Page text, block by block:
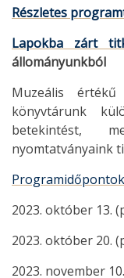
Részletes
Lapokba zárt
állományunkból
Muzeális
könyvtárunk
betekintést,
nyomtatványaink
2023. október 13.
2023. október 20.
2023. november